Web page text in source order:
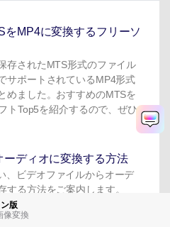
をMP4に変換するフリーソ
存されたMTS形式のファイル
サポートされているMP4形式
めました。おすすめのMTSを
トTop5を紹介するので、ぜひ
ディオに変換する方法
、ビデオファイルからオーデ
する方法をご案内します。
な形式に変換する方法
版
像変換